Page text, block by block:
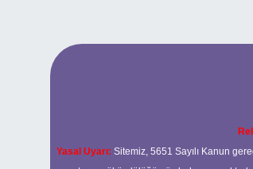
Yasal Uyarı: Sitemiz, 5651 Sayılı Kanun